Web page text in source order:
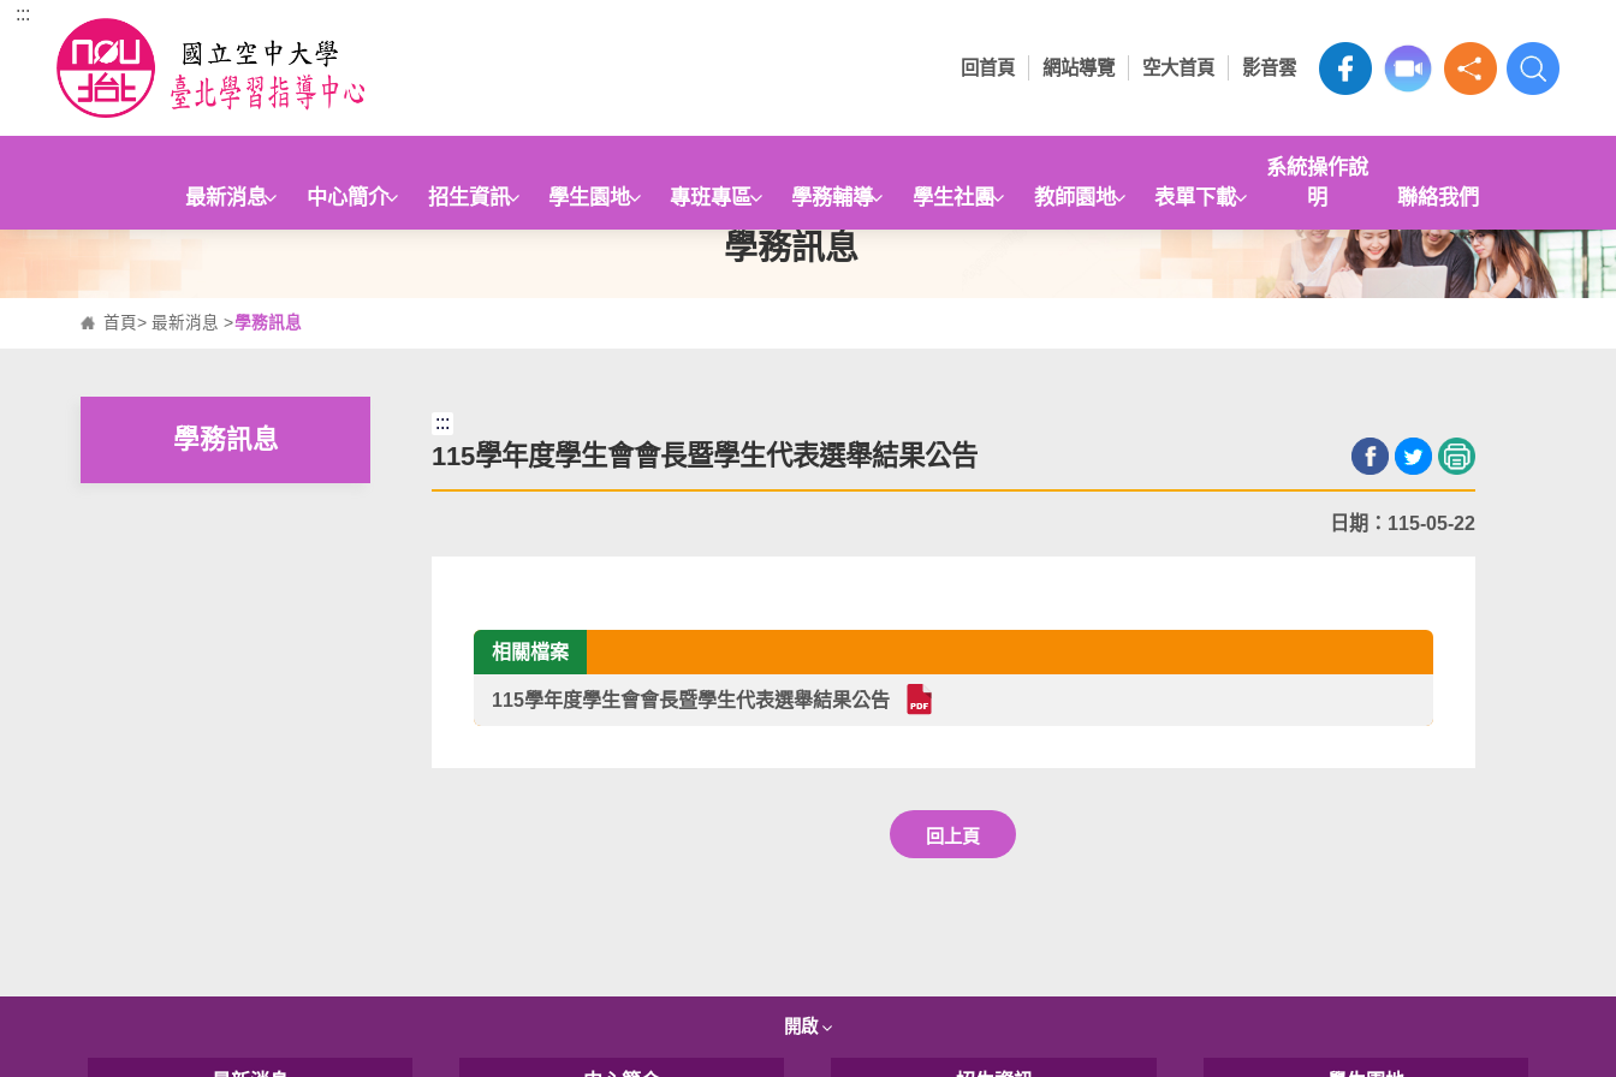
跳到主要內容區塊
:::
回首頁 網站導覽 空大首頁 影音雲
最新消息 中心簡介 招生資訊 學生園地 專班專區 學務輔導 學生社團 教師園地 表單下載
系統操作說
明
聯絡我們
學務訊息
首頁>最新消息 >學務訊息
學務訊息
:::
115學年度學生會會長暨學生代表選舉結果公告
日期：115-05-22
相關檔案
115學年度學生會會長暨學生代表選舉結果公告
回上頁
開啟